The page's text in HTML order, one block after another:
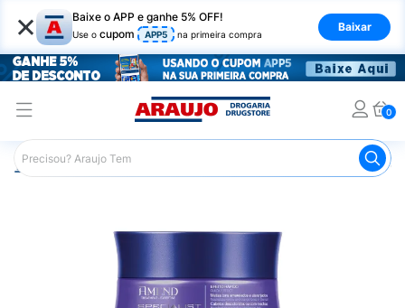
× Baixe o APP e ganhe 5% OFF!
Use o cupom APP5 na primeira compra
Baixar
0
Araujo Cabelo Máscaras